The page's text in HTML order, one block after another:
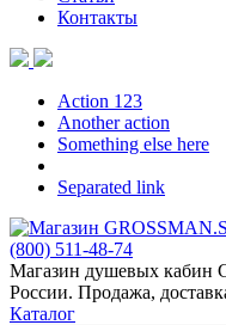
Контакты
Action 123
Another action
Something else here
Separated link
Магазин душевых кабин
России. Продажа,
Каталог